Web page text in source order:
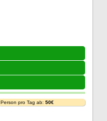
Person pro Tag ab: 50€